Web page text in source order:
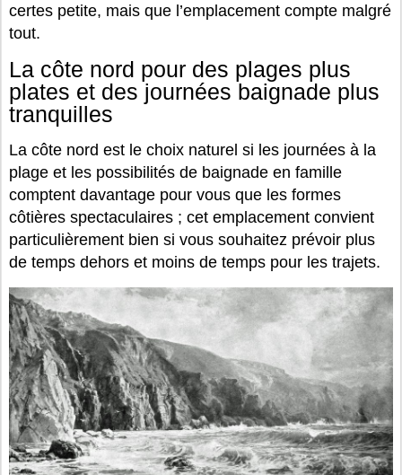
certes petite, mais que l’emplacement compte malgré
tout.
La côte nord pour des plages plus
plates et des journées baignade plus
tranquilles
La côte nord est le choix naturel si les journées à la
plage et les possibilités de baignade en famille
comptent davantage pour vous que les formes
côtières spectaculaires ; cet emplacement convient
particulièrement bien si vous souhaitez prévoir plus
de temps dehors et moins de temps pour les trajets.